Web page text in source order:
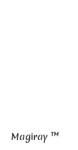
Magiray ™